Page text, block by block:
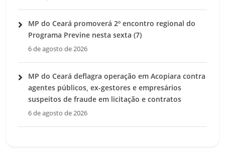
MP do Ceará promoverá 2º encontro regional do
Programa Previne nesta sexta (7)
6 de agosto de 2026
MP do Ceará deflagra operação em Acopiara contra
agentes públicos, ex-gestores e empresários
suspeitos de fraude em licitação e contratos
6 de agosto de 2026